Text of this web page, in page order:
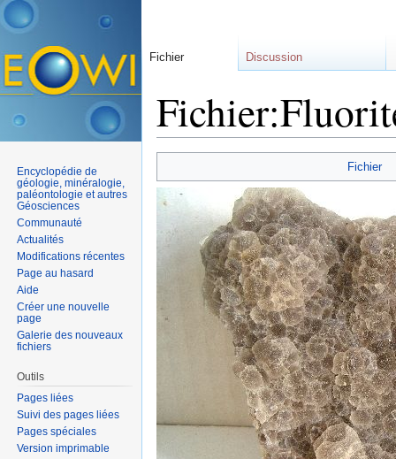
Fichier
Fichier Discussion
Encyclopédie de
géologie, minéralogie,
paléontologie et autres
Géosciences
Communauté
Actualités
Modifications récentes
Page au hasard
Aide
Créer une nouvelle
page
Galerie des nouveaux
fichiers
Outils
Pages liées
Suivi des pages liées
Pages spéciales
Version imprimable